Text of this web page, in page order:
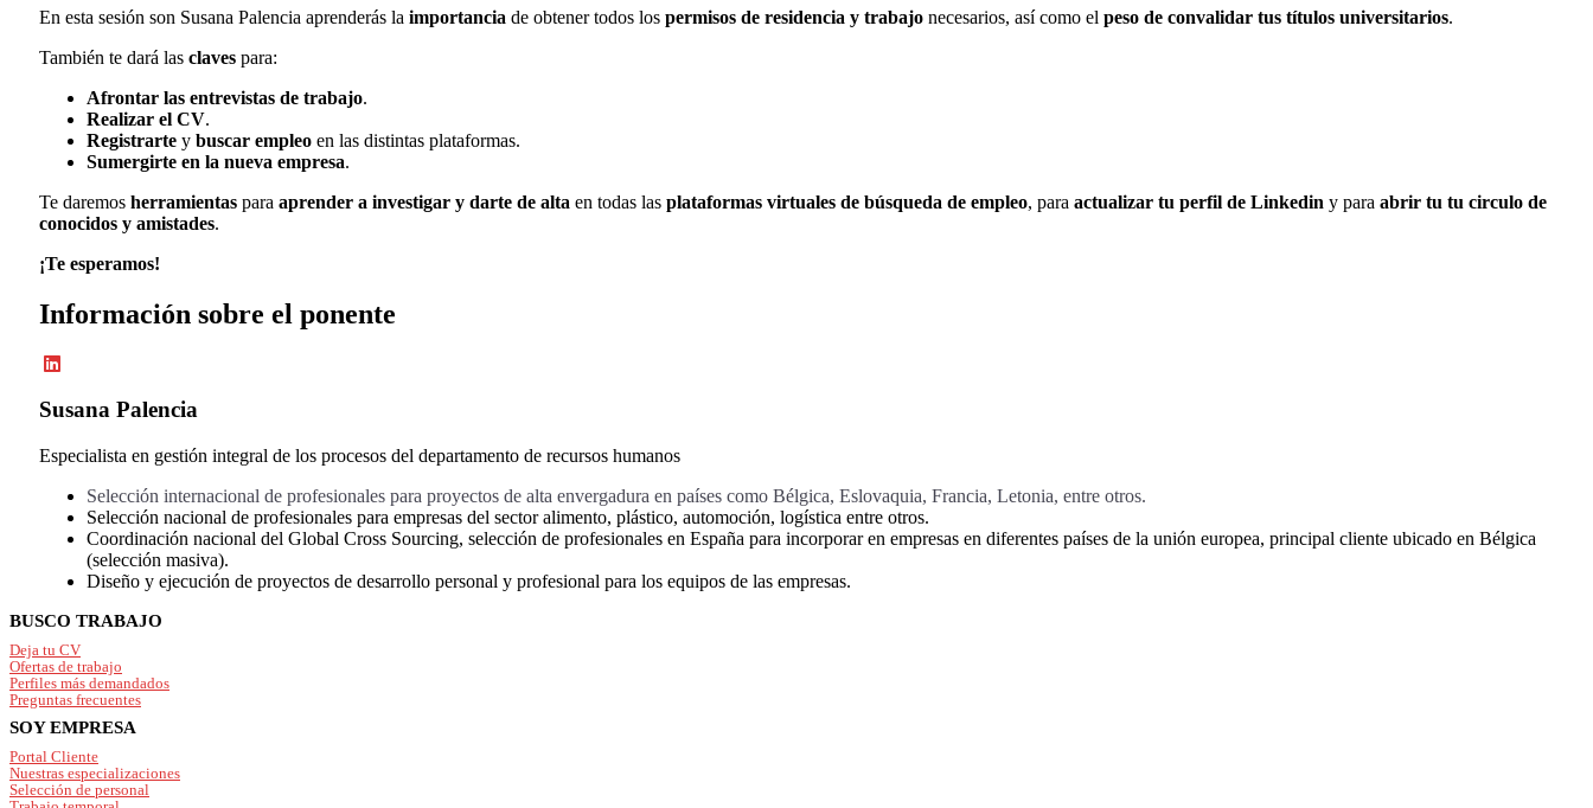
En esta sesión son Susana Palencia aprenderás la importancia de obtener todos los permisos de residencia y trabajo necesarios, así como el peso de convalidar tus títulos universitarios.
También te dará las claves para:
Afrontar las entrevistas de trabajo.
Realizar el CV.
Registrarte y buscar empleo en las distintas plataformas.
Sumergirte en la nueva empresa.
Te daremos herramientas para aprender a investigar y darte de alta en todas las plataformas virtuales de búsqueda de empleo, para actualizar tu perfil de Linkedin y para abrir tu tu circulo de
conocidos y amistades.
¡Te esperamos!
Información sobre el ponente
Susana Palencia
Especialista en gestión integral de los procesos del departamento de recursos humanos
Selección internacional de profesionales para proyectos de alta envergadura en países como Bélgica, Eslovaquia, Francia, Letonia, entre otros.
Selección nacional de profesionales para empresas del sector alimento, plástico, automoción, logística entre otros.
Coordinación nacional del Global Cross Sourcing, selección de profesionales en España para incorporar en empresas en diferentes países de la unión europea, principal cliente ubicado en Bélgica
(selección masiva).
Diseño y ejecución de proyectos de desarrollo personal y profesional para los equipos de las empresas.
Footer
BUSCO TRABAJO
Deja tu CV
Ofertas de trabajo
Perfiles más demandados
Preguntas frecuentes
SOY EMPRESA
Portal Cliente
Nuestras especializaciones
Selección de personal